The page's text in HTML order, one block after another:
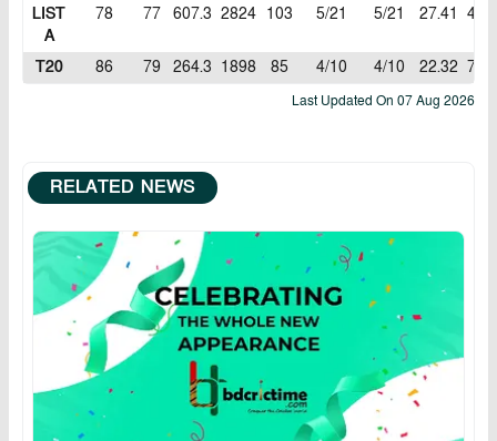
LIST
A
78 77 607.3 2824 103 5/21 5/21 27.41 4.64
T20 86 79 264.3 1898 85 4/10 4/10 22.32 7.17
Last Updated On 07 Aug 2026
RELATED NEWS